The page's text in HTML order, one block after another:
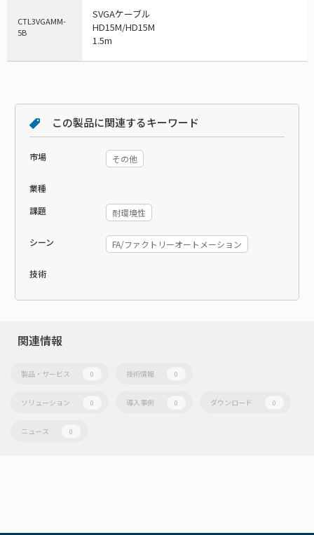
CTL3VGAMM-
5B
SVGAケーブル
HD15M/HD15M
1.5m
この製品に関連するキーワード
市場 その他
業種
課題
耐環境性
シーン FA/ファクトリーオートメーション
技術
関連情報
製品・サービス 0 技術情報 0
ソリューション 0 導入事例 0 ダウンロード 0
ニュース 0